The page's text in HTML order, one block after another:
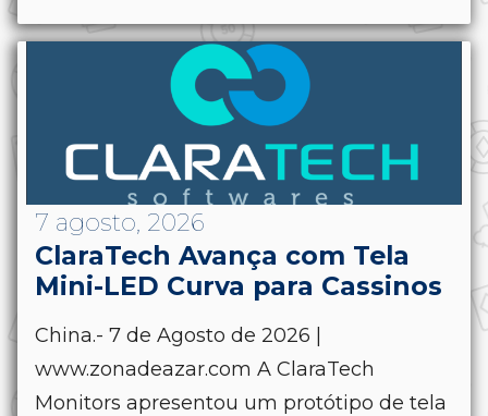
7 agosto, 2026
ClaraTech Avança com Tela
Mini-LED Curva para Cassinos
China.- 7 de Agosto de 2026 |
www.zonadeazar.com A ClaraTech
Monitors apresentou um protótipo de tela